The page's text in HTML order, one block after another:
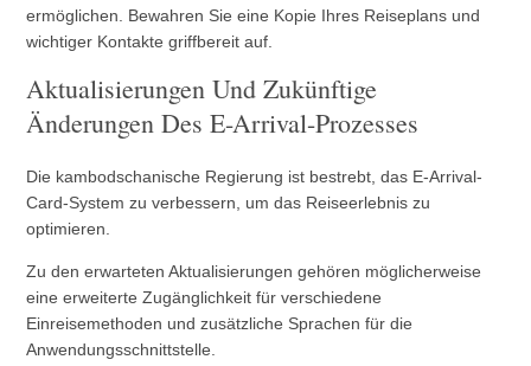
ermöglichen. Bewahren Sie eine Kopie Ihres Reiseplans und
wichtiger Kontakte griffbereit auf.
Aktualisierungen Und Zukünftige
Änderungen Des E-Arrival-Prozesses
Die kambodschanische Regierung ist bestrebt, das E-Arrival-
Card-System zu verbessern, um das Reiseerlebnis zu
optimieren.
Zu den erwarteten Aktualisierungen gehören möglicherweise
eine erweiterte Zugänglichkeit für verschiedene
Einreisemethoden und zusätzliche Sprachen für die
Anwendungsschnittstelle.